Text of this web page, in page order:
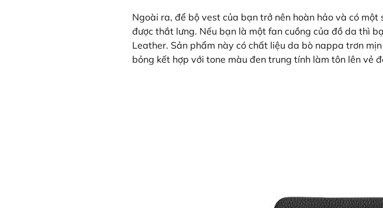
Ngoài ra, để bộ vest của bạn trở nên hoàn hảo và có
được thắt lưng. Nếu bạn là một fan cuồng của đồ da thì
Leather. Sản phẩm này có chất liệu da bò nappa trơn
bỏng kết hợp với tone màu đen trung tính làm tôn lên vẻ